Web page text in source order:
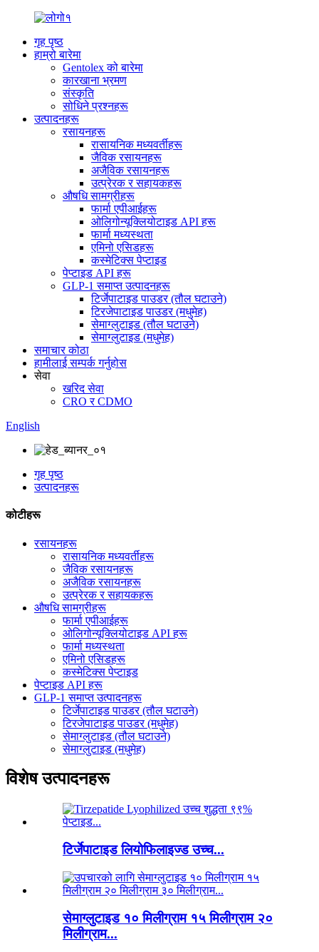
गृह पृष्ठ
हाम्रो बारेमा
Gentolex को बारेमा
कारखाना भ्रमण
संस्कृति
सोधिने प्रश्नहरू
उत्पादनहरू
रसायनहरू
रासायनिक मध्यवर्तीहरू
जैविक रसायनहरू
अजैविक रसायनहरू
उत्प्रेरक र सहायकहरू
औषधि सामग्रीहरू
फार्मा एपीआईहरू
ओलिगोन्यूक्लियोटाइड API हरू
फार्मा मध्यस्थता
एमिनो एसिडहरू
कस्मेटिक्स पेप्टाइड
पेप्टाइड API हरू
GLP-1 समाप्त उत्पादनहरू
टिर्जेपाटाइड पाउडर (तौल घटाउने)
टिरजेपाटाइड पाउडर (मधुमेह)
सेमाग्लुटाइड (तौल घटाउने)
सेमाग्लुटाइड (मधुमेह)
समाचार कोठा
हामीलाई सम्पर्क गर्नुहोस
सेवा
खरिद सेवा
CRO र CDMO
English
गृह पृष्ठ
उत्पादनहरू
कोटीहरू
रसायनहरू
रासायनिक मध्यवर्तीहरू
जैविक रसायनहरू
अजैविक रसायनहरू
उत्प्रेरक र सहायकहरू
औषधि सामग्रीहरू
फार्मा एपीआईहरू
ओलिगोन्यूक्लियोटाइड API हरू
फार्मा मध्यस्थता
एमिनो एसिडहरू
कस्मेटिक्स पेप्टाइड
पेप्टाइड API हरू
GLP-1 समाप्त उत्पादनहरू
टिर्जेपाटाइड पाउडर (तौल घटाउने)
टिरजेपाटाइड पाउडर (मधुमेह)
सेमाग्लुटाइड (तौल घटाउने)
सेमाग्लुटाइड (मधुमेह)
विशेष उत्पादनहरू
टिर्जेपाटाइड लियोफिलाइज्ड उच्च...
सेमाग्लुटाइड १० मिलीग्राम १५ मिलीग्राम २०
मिलीग्राम...